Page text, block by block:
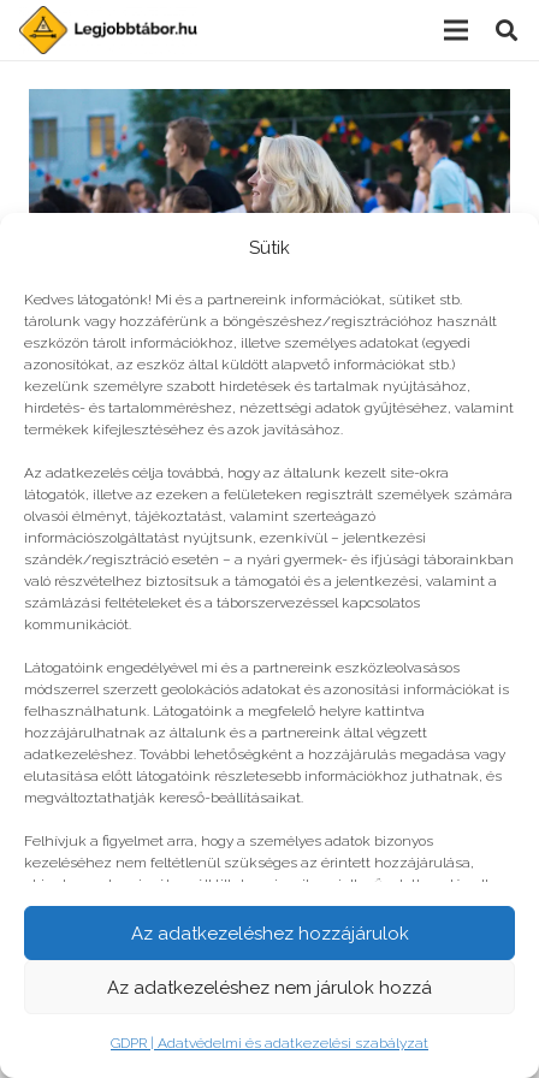
Sütik
Kedves látogatónk! Mi és a partnereink információkat, sütiket stb.
tárolunk vagy hozzáférünk a böngészéshez/regisztrációhoz használt
eszközön tárolt információkhoz, illetve személyes adatokat (egyedi
azonosítókat, az eszköz által küldött alapvető információkat stb.)
kezelünk személyre szabott hirdetések és tartalmak nyújtásához,
hirdetés- és tartalomméréshez, nézettségi adatok gyűjtéséhez, valamint
termékek kifejlesztéséhez és azok javításához.
Az adatkezelés célja továbbá, hogy az általunk kezelt site-okra
látogatók, illetve az ezeken a felületeken regisztrált személyek számára
olvasói élményt, tájékoztatást, valamint szerteágazó
információszolgáltatást nyújtsunk, ezenkívül – jelentkezési
szándék/regisztráció esetén – a nyári gyermek- és ifjúsági táborainkban
való részvételhez biztosítsuk a támogatói és a jelentkezési, valamint a
számlázási feltételeket és a táborszervezéssel kapcsolatos
kommunikációt.
Látogatóink engedélyével mi és a partnereink eszközleolvasásos
módszerrel szerzett geolokációs adatokat és azonosítási információkat is
felhasználhatunk. Látogatóink a megfelelő helyre kattintva
hozzájárulhatnak az általunk és a partnereink által végzett
adatkezeléshez. További lehetőségként a hozzájárulás megadása vagy
elutasítása előtt látogatóink részletesebb információkhoz juthatnak, és
megváltoztathatják kereső-beállításaikat.
Felhívjuk a figyelmet arra, hogy a személyes adatok bizonyos
kezeléséhez nem feltétlenül szükséges az érintett hozzájárulása,
akinek azonban jogában áll tiltakozni az ilyen jellegű adatkezelés ellen.
A beállítások csak erre a weboldalra érvényesek. Erre a webhelyre
visszatérve vagy az ADATKEZELÉSI TÁJÉKOZTATÓ, ADATVÉDELMI ÉS
Az adatkezeléshez hozzájárulok
Az adatkezeléshez nem járulok hozzá
GDPR | Adatvédelmi és adatkezelési szabályzat
Szuper nyári gyerekprogramok
© legjobbtabor.hu
GDPR | Adatvédelmi és adatkezelési szabályzat